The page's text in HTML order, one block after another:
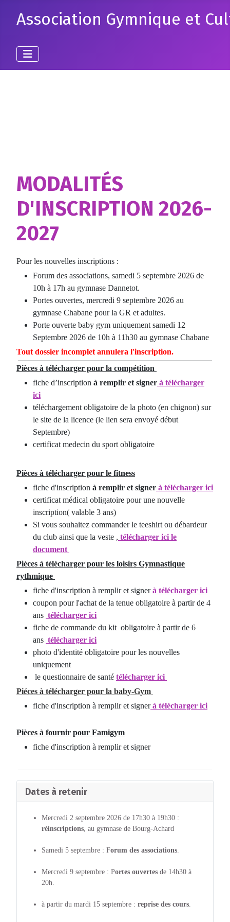
Association Gymnique et
MODALITÉS
D'INSCRIPTION 2026-
2027
Pour les nouvelles inscriptions :
Forum des associations, samedi 5 septembre 2026 de
10h à 17h au gymnase Dannetot.
Portes ouvertes, mercredi 9 septembre 2026 au
gymnase Chabane pour la GR et adultes.
Porte ouverte baby gym uniquement samedi 12
Septembre 2026 de 10h à 11h30 au gymnase Chabane
Tout dossier incomplet annulera l'inscription.
Pièces à télécharger pour la compétition
fiche d’inscription à remplir et signer à télécharger
ici
téléchargement obligatoire de la photo (en chignon) sur
le site de la licence (le lien sera envoyé début
Septembre)
certificat medecin du sport obligatoire
Pièces à télécharger pour le fitness
fiche d'inscription à remplir et signer à télécharger ici
certificat médical obligatoire pour une nouvelle
inscription( valable 3 ans)
Si vous souhaitez commander le teeshirt ou débardeur
du club ainsi que la veste , télécharger ici le
document
Pièces à télécharger pour les loisirs Gymnastique
rythmique
fiche d'inscription à remplir et signerà télécharger ici
coupon pour l'achat de la tenue obligatoire à partir de 4
ans télécharger ici
fiche de commande du kit obligatoire à partir de 6
ans télécharger ici
photo d'identité obligatoire pour les nouvelles
uniquement
le questionnaire de santé télécharger ici
Piéces à télécharger pour la baby-Gym
fiche d'inscription à remplir et signerà télécharger ici
Pièces à fournir pour Famigym
fiche d'inscription à remplir et signer
Dates à retenir
Mercredi 2 septembre 2026 de 17h30 à 19h30 :
réinscriptions, au gymnase de Bourg-Achard
Samedi 5 septembre : Forum des associations.
Mercredi 9 septembre : Portes ouvertes de 14h30 à
20h.
à partir du mardi 15 septembre : reprise des cours.